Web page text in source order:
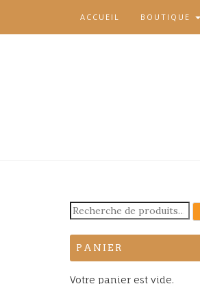
ACCUEIL BOUTIQUE
Recherche
pour :
PANIER
Votre panier est vide.